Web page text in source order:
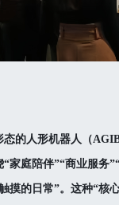
的人形机器人（
家庭陪伴”“商业服务
摸的日常”。这种“核